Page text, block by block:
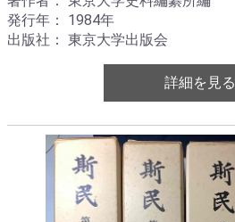
発行年： 1984年
出版社： 東京大学出版会
詳細を見る